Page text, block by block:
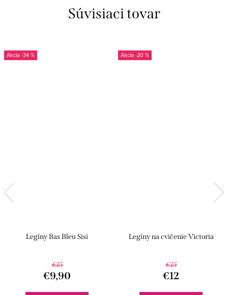
Súvisiaci tovar
-34 %
Legíny Bas Bleu Sisi
€15
€9,90
-20 %
Legíny na cvičenie Victoria
€15
€12